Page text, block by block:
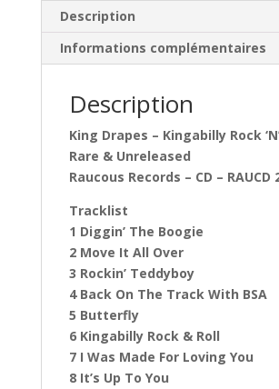
Description
Informations complémentaires
Description
King Drapes ‎– Kingabilly Rock
Rare & Unreleased
Raucous Records ‎– CD – RAUCD
Tracklist
1 Diggin’ The Boogie
2 Move It All Over
3 Rockin’ Teddyboy
4 Back On The Track With BSA
5 Butterfly
6 Kingabilly Rock & Roll
7 I Was Made For Loving You
8 It’s Up To You